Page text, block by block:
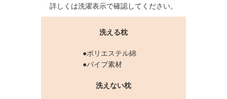
詳しくは洗濯表示で確認してください。
洗える枕
●ポリエステル綿
●パイプ素材
洗えない枕